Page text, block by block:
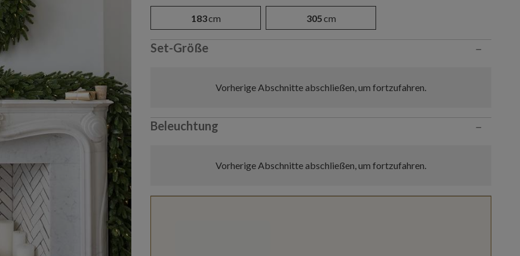
183cm 305cm
Set-Größe −
Vorherige Abschnitte abschließen, um fortzufahren.
Beleuchtung −
Vorherige Abschnitte abschließen, um fortzufahren.